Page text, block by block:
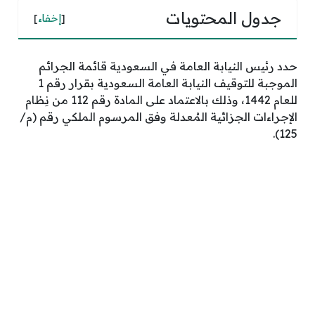
جدول المحتويات [إخفاء]
حدد رئيس النيابة العامة في السعودية قائمة الجرائم
الموجبة للتوقيف النيابة العامة السعودية بقرار رقم 1
للعام 1442، وذلك بالاعتماد على المادة رقم 112 من نِظام
الإجراءات الجزائية المُعدلة وفق المرسوم الملكي رقم (م/
125).